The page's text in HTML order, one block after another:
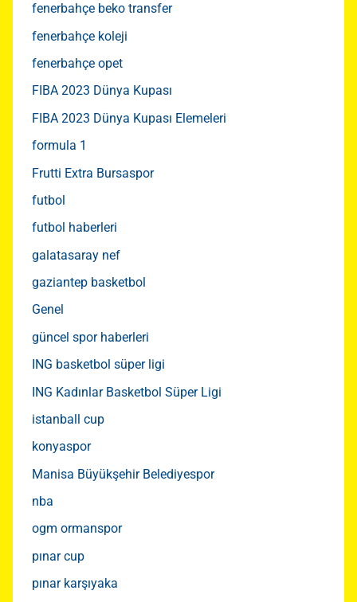
fenerbahçe beko transfer
fenerbahçe koleji
fenerbahçe opet
FIBA 2023 Dünya Kupası
FIBA 2023 Dünya Kupası Elemeleri
formula 1
Frutti Extra Bursaspor
futbol
futbol haberleri
galatasaray nef
gaziantep basketbol
Genel
güncel spor haberleri
ING basketbol süper ligi
ING Kadınlar Basketbol Süper Ligi
istanball cup
konyaspor
Manisa Büyükşehir Belediyespor
nba
ogm ormanspor
pınar cup
pınar karşıyaka